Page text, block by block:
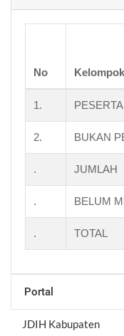
No Kelompok
1. PESERTA
2. BUKAN
. JUMLAH
. BELUM
. TOTAL
Portal
JDIH Kabupaten